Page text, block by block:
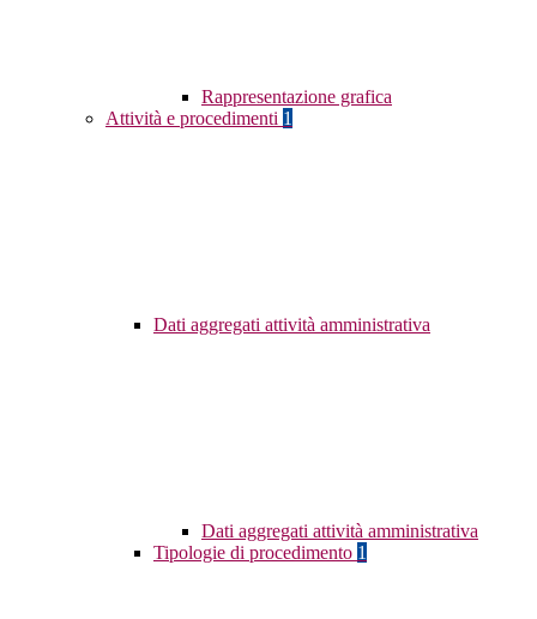
Rappresentazione grafica
Attività e procedimenti 1
Dati aggregati attività amministrativa
Dati aggregati attività amministrativa
Tipologie di procedimento 1